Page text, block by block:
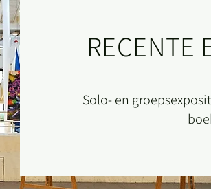
RECENTE
Solo- en